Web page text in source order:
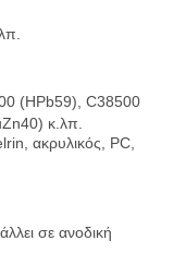
(HPb59), C38500
κ.λπ.
ακρυλικός, PC,
σε ανοδική